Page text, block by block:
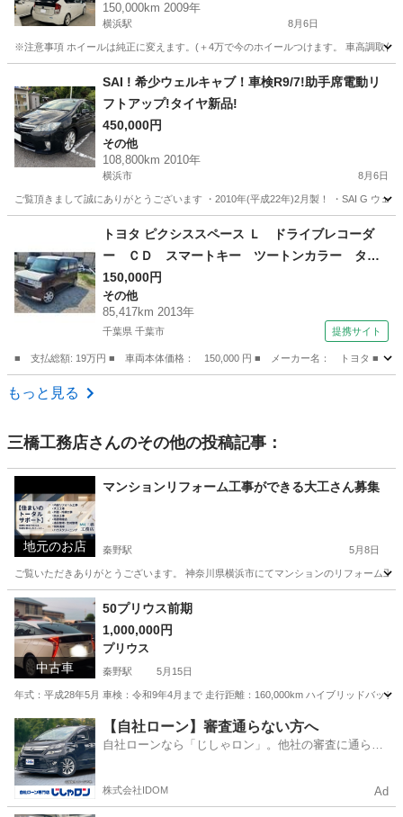
150,000km 2009年
横浜駅 8月6日
※注意事項 ホイールは純正に変えます。(＋4万で今のホイールつけます。 車高調取
横浜駅 プリウス
SAI ! 希少ウェルキャブ！車検R9/7!助手席電動リ
フトアップ!タイヤ新品!
450,000円
その他
108,800km 2010年
横浜市 8月6日
ご覧頂きまして誠にありがとうございます ・2010年(平成22年)2月製！ ・SAI G ウェ
その他
トヨタ ピクシススペース Ｌ ドライブレコーダ
ー ＣＤ スマートキー ツートンカラー タイ
ヤホイール１４インチ 走行距離８５０００キロ
（車検整備付）
150,000円
その他
85,417km 2013年
千葉県 千葉市 提携サイト
■ 支払総額: 19万円 ■ 車両本体価格： 150,000 円 ■ メーカー名： トヨタ ■
千葉 千葉市
もっと見る
三橋工務店さんのその他の投稿記事：
地元のお店
マンションリフォーム工事ができる大工さん募集
秦野駅 5月8日
ご覧いただきありがとうございます。 神奈川県横浜市にてマンションのリフォーム
神奈川 秦野市 秦野駅 その他
中古車
50プリウス前期
1,000,000円
プリウス
秦野駅 5月15日
年式：平成28年5月 車検：令和9年4月まで 走行距離：160,000km ハイブリッドバッ
神奈川 秦野市 秦野駅 プリウス 走行距離
【自社ローン】審査通らない方へ
自社ローンなら「じしゃロン」。他社の審査に通らな
株式会社IDOM Ad